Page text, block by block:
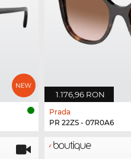
1.176,96 RON
Prada
PR 22ZS - 07R0A6